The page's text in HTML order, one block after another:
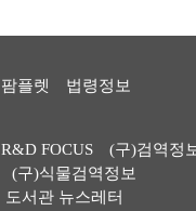
팜플렛
법령정보
R&D FOCUS
(구)검역정
(구)식물검역정보
도서관 뉴스레터